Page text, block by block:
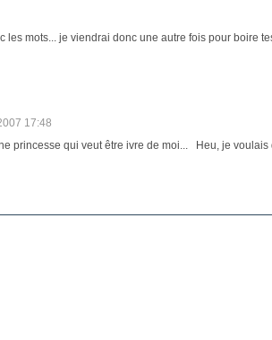
mots... je viendrai donc une autre fois pour boire
17:48
princesse qui veut être ivre de moi... Heu, je